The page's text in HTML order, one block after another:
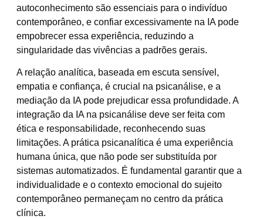
autoconhecimento são essenciais para o indivíduo
contemporâneo, e confiar excessivamente na IA pode
empobrecer essa experiência, reduzindo a
singularidade das vivências a padrões gerais.
A relação analítica, baseada em escuta sensível,
empatia e confiança, é crucial na psicanálise, e a
mediação da IA pode prejudicar essa profundidade. A
integração da IA na psicanálise deve ser feita com
ética e responsabilidade, reconhecendo suas
limitações. A prática psicanalítica é uma experiência
humana única, que não pode ser substituída por
sistemas automatizados. É fundamental garantir que a
individualidade e o contexto emocional do sujeito
contemporâneo permaneçam no centro da prática
clínica.